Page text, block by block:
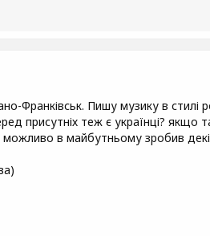
Франківськ. Пишу музику в стилі
присутніх теж є українці? якщо
можливо в майбутньому зробив